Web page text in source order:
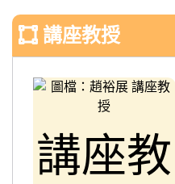
講座教授
講座教